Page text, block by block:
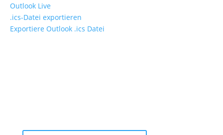
Outlook Live
.ics-Datei exportieren
Exportiere Outlook .ics Datei